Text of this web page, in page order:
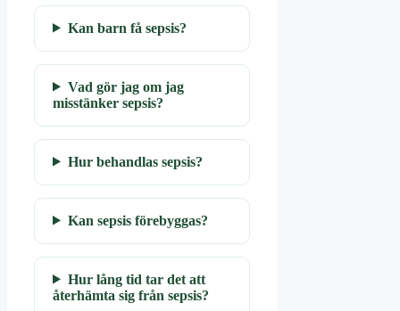
Kan barn få sepsis?
Vad gör jag om jag
misstänker sepsis?
Hur behandlas sepsis?
Kan sepsis förebyggas?
Hur lång tid tar det att
återhämta sig från sepsis?